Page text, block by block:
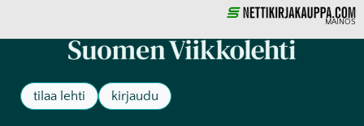
MAINOS
tilaa lehti kirjaudu